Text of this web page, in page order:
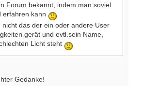
Forum bekannt, indem man soviel
erfahren kann
nicht das der ein oder andere User
gerät und evtl.sein Name,
Licht steht
Gedanke!